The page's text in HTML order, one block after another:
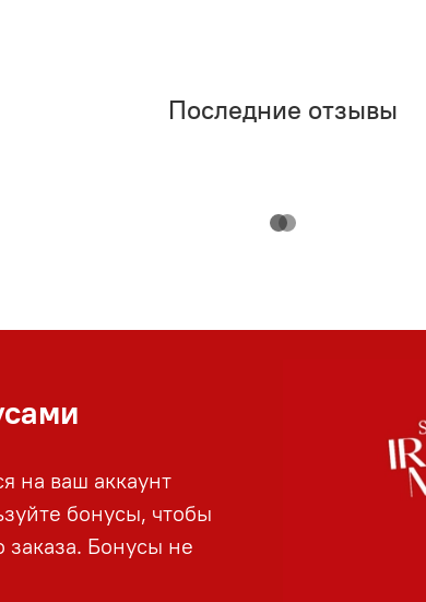
Последние отзывы
на ваш аккаунт
бонусы, чтобы
Бонусы не